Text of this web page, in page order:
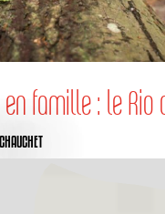
famille : le Rio